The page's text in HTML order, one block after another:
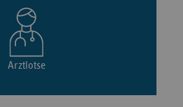
Arztlotse